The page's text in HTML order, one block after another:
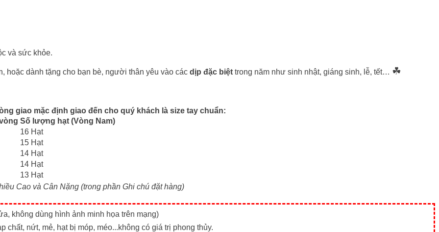
và sức khỏe.
hoặc dành tặng cho bạn bè, người thân yêu vào các dịp đặc biệt trong năm như sinh nhật, giáng sinh, lễ, tết… ☘
giao mặc định giao đến cho quý khách là size tay chuẩn:
Số lượng hạt (Vòng Nam)
16 Hạt
15 Hạt
14 Hạt
14 Hạt
13 Hạt
Cao và Cân Nặng (trong phần Ghi chú đặt hàng)
không dùng hình ảnh minh họa trên mạng)
chất, nứt, mẻ, hạt bị móp, méo...không có giá trị phong thủy.